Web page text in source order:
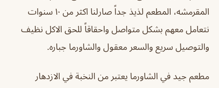
المقرمشه، المطعم لذيذ جداً صارلنا اكثر من ١٠ سنوات
نتعامل معهم بشكل متواصل واحقاقاً للحق الاكل نظيف
والتوصيل سريع والسعر معقول والشاورما جباره.
مطعم جيد في الشاورما يعتبر من النخبة في الازدهار